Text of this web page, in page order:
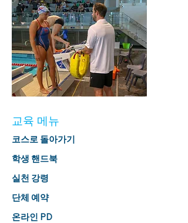
교육 메뉴
코스로 돌아가기
학생 핸드북
실천 강령
단체 예약
온라인 PD